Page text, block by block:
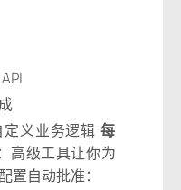
义业务逻辑 每
：高级工具让你为
置自动批准：